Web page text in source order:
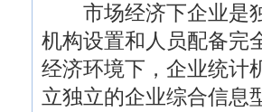
市场经济下企业是独
机构设置和人员配备完
经济环境下，企业统计
立独立的企业综合信息